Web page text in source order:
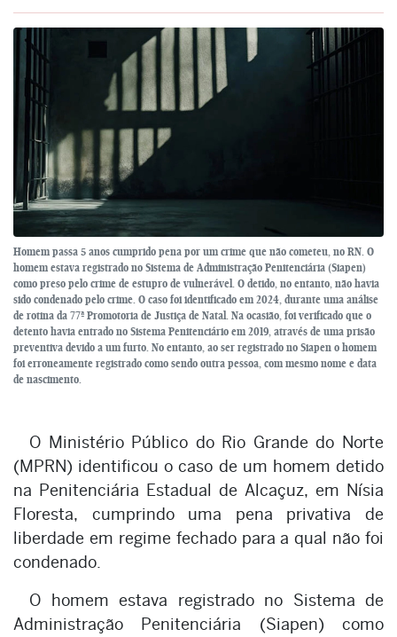
Homem passa 5 anos cumprido pena por um crime que não cometeu, no RN. O
homem estava registrado no Sistema de Administração Penitenciária (Siapen)
como preso pelo crime de estupro de vulnerável. O detido, no entanto, não havia
sido condenado pelo crime. O caso foi identificado em 2024, durante uma análise
de rotina da 77ª Promotoria de Justiça de Natal. Na ocasião, foi verificado que o
detento havia entrado no Sistema Penitenciário em 2019, através de uma prisão
preventiva devido a um furto. No entanto, ao ser registrado no Siapen o homem
foi erroneamente registrado como sendo outra pessoa, com mesmo nome e data
de nascimento.
O Ministério Público do Rio Grande do Norte
(MPRN) identificou o caso de um homem detido
na Penitenciária Estadual de Alcaçuz, em Nísia
Floresta, cumprindo uma pena privativa de
liberdade em regime fechado para a qual não foi
condenado.
O homem estava registrado no Sistema de
Administração Penitenciária (Siapen) como